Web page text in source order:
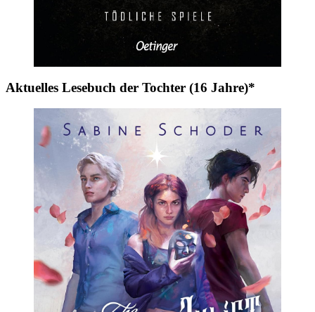
Aktuelles Lesebuch der Tochter (16 Jahre)*